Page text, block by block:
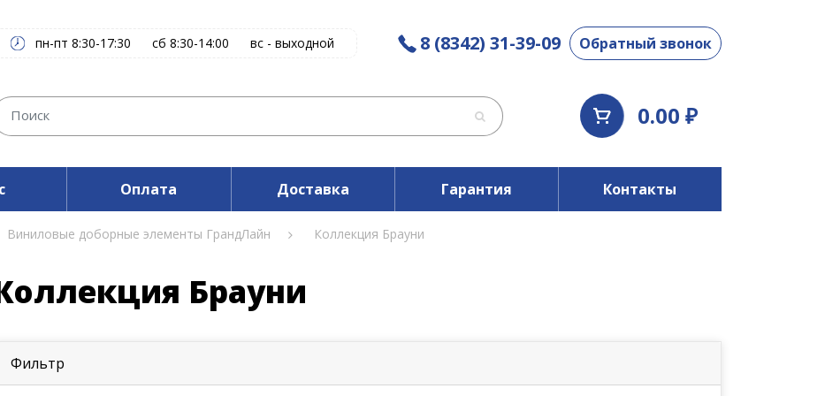
пн-пт 8:30-17:30 сб 8:30-14:00 вс - выходной 8 (8342) 31-39-09 Обратный звонок
0.00 ₽
Оплата Доставка Гарантия Контакты
Виниловые доборные элементы ГрандЛайн Коллекция Брауни
Брауни
Фильтр